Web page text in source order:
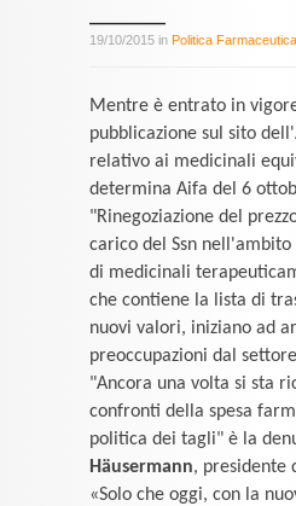
19/10/2015 in Politica Farmaceutica
Mentre è entrato in
pubblicazione sul sito
relativo ai medicinali
determina Aifa del 6
"Rinegoziazione del
carico del Ssn
di medicinali
che contiene la lista di
nuovi valori, iniziano ad
preoccupazioni dal
"Ancora una volta si sta
confronti della spesa
politica dei tagli" è la
Häusermann, presidente
«Solo che oggi, con la